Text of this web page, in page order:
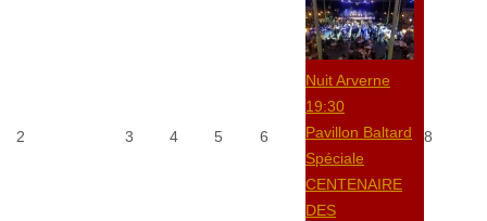
2 3 4 5 6
Nuit Arverne
19:30
Pavillon Baltard
Spéciale
CENTENAIRE
DES
8